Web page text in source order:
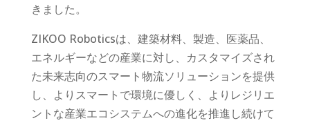
きました。
ZIKOO Roboticsは、建築材料、製造、医薬品、
エネルギーなどの産業に対し、カスタマイズされ
た未来志向のスマート物流ソリューションを提供
し、よりスマートで環境に優しく、よりレジリエ
ントな産業エコシステムへの進化を推進し続けて